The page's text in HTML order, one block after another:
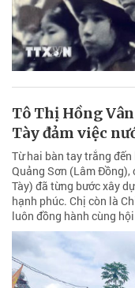
Tô Thị Hồng
Tày đảm việc
Từ hai bàn tay trắng đến
Quảng Sơn (Lâm Đồng),
Tày) đã từng bước xây
hạnh phúc. Chị còn là
luôn đồng hành cùng